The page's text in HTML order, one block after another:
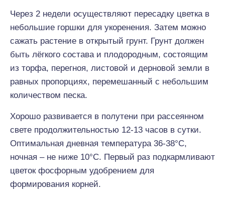
Через 2 недели осуществляют пересадку цветка в
небольшие горшки для укоренения. Затем можно
сажать растение в открытый грунт. Грунт должен
быть лёгкого состава и плодородным, состоящим
из торфа, перегноя, листовой и дерновой земли в
равных пропорциях, перемешанный с небольшим
количеством песка.
Хорошо развивается в полутени при рассеянном
свете продолжительностью 12-13 часов в сутки.
Оптимальная дневная температура 36-38°C,
ночная – не ниже 10°C. Первый раз подкармливают
цветок фосфорным удобрением для
формирования корней.